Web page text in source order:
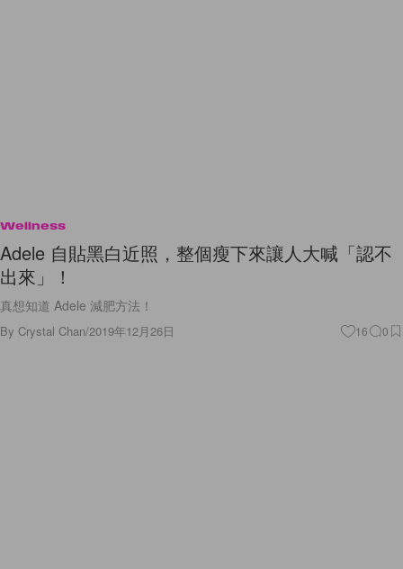
Wellness
Adele 自貼黑白近照，整個瘦下來讓人大喊「認不
出來」！
真想知道 Adele 減肥方法！
By Crystal Chan/2019年12月26日 16 0